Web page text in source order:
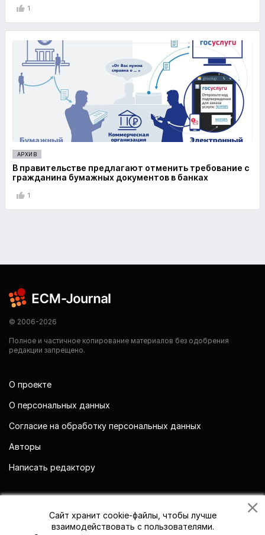
1
АРХИВ
В правительстве предлагают отменить требование с
гражданина бумажных документов в банках
1
© 2006-2026
Полное и частичное копирование материалов без одобрения
редакции запрещено.
О проекте
О персональных данных
Согласие на обработку персональных данных
Авторы
Написать редактору
Сайт хранит cookie-файлы, чтобы лучше
взаимодействовать с пользователями.